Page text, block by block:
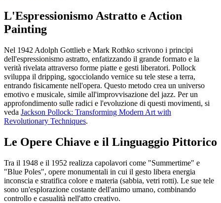
L'Espressionismo Astratto e Action
Painting
Nel 1942 Adolph Gottlieb e Mark Rothko scrivono i principi
dell'espressionismo astratto, enfatizzando il grande formato e la
verità rivelata attraverso forme piatte e gesti liberatori. Pollock
sviluppa il dripping, sgocciolando vernice su tele stese a terra,
entrando fisicamente nell'opera. Questo metodo crea un universo
emotivo e musicale, simile all'improvvisazione del jazz. Per un
approfondimento sulle radici e l'evoluzione di questi movimenti, si
veda Jackson Pollock: Transforming Modern Art with
Revolutionary Techniques.
Le Opere Chiave e il Linguaggio Pittorico
Tra il 1948 e il 1952 realizza capolavori come "Summertime" e
"Blue Poles", opere monumentali in cui il gesto libera energia
inconscia e stratifica colore e materia (sabbia, vetri rotti). Le sue tele
sono un'esplorazione costante dell'animo umano, combinando
controllo e casualità nell'atto creativo.